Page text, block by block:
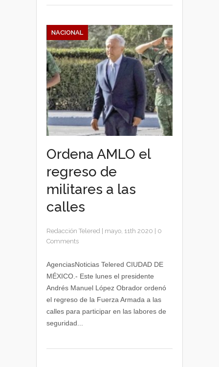
NACIONAL
Ordena AMLO el
regreso de
militares a las
calles
Redacción Telered mayo, 11th 2020
0
Comments
AgenciasNoticias Telered CIUDAD DE
MÉXICO.- Este lunes el presidente
Andrés Manuel López Obrador ordenó
el regreso de la Fuerza Armada a las
calles para participar en las labores de
seguridad...